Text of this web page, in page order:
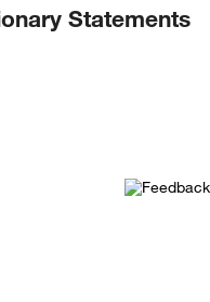
Statements